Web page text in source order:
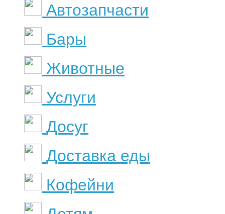
Автозапчасти
Бары
Животные
Услуги
Досуг
Доставка еды
Кофейни